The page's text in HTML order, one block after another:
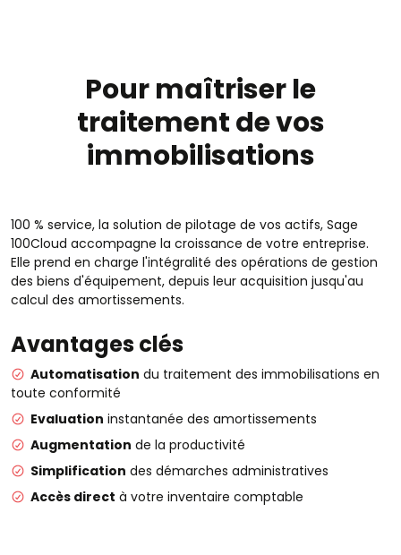
Pour maîtriser le
traitement de vos
immobilisations
100 % service, la solution de pilotage de vos actifs, Sage
100Cloud accompagne la croissance de votre entreprise.
Elle prend en charge l'intégralité des opérations de gestion
des biens d'équipement, depuis leur acquisition jusqu'au
calcul des amortissements.
Avantages clés
Automatisation du traitement des immobilisations en
toute conformité
Evaluation instantanée des amortissements
Augmentation de la productivité
Simplification des démarches administratives
Accès direct à votre inventaire comptable